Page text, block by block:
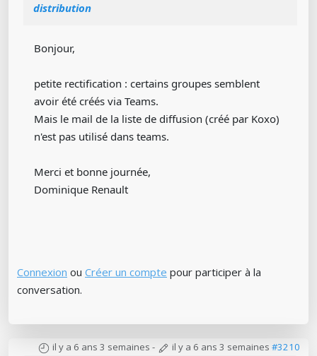
distribution
Bonjour,
petite rectification : certains groupes semblent
avoir été créés via Teams.
Mais le mail de la liste de diffusion (créé par Koxo)
n'est pas utilisé dans teams.
Merci et bonne journée,
Dominique Renault
Connexion ou Créer un compte pour participer à la
conversation.
il y a 6 ans 3 semaines - il y a 6 ans 3 semaines #3210